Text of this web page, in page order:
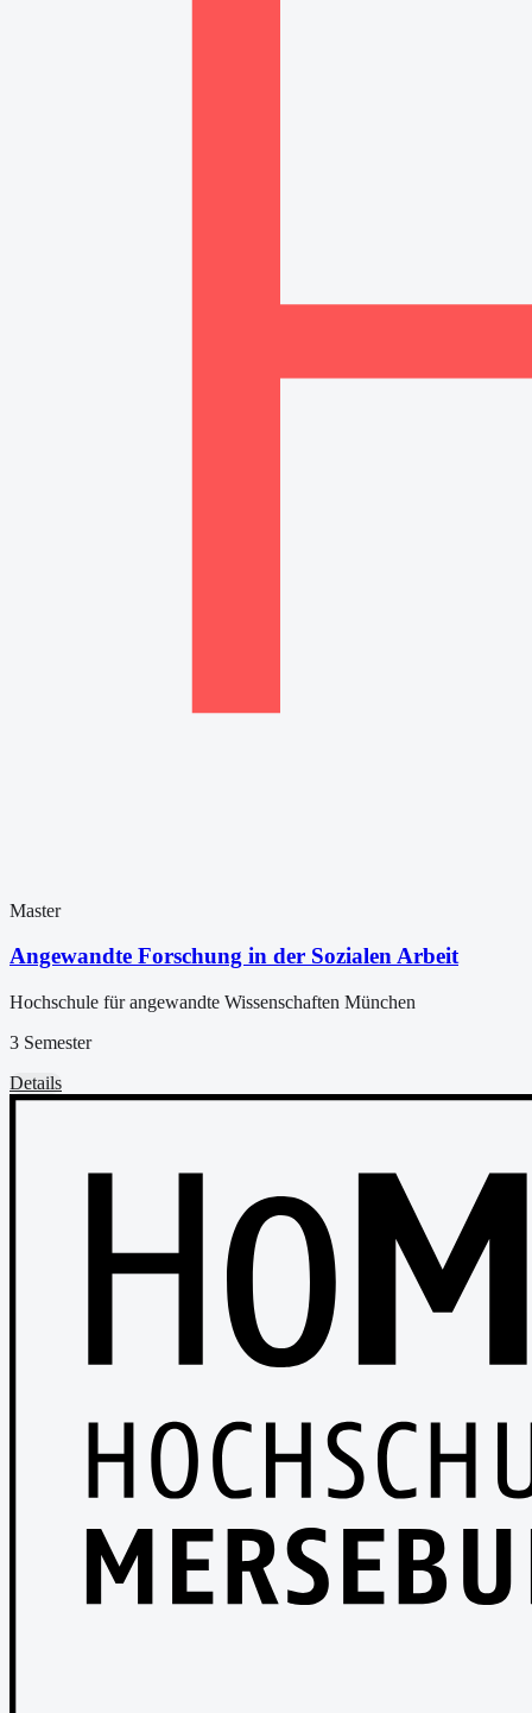
Master
Angewandte Forschung in der Sozialen Arbeit
Hochschule für angewandte Wissenschaften München
3 Semester
Details